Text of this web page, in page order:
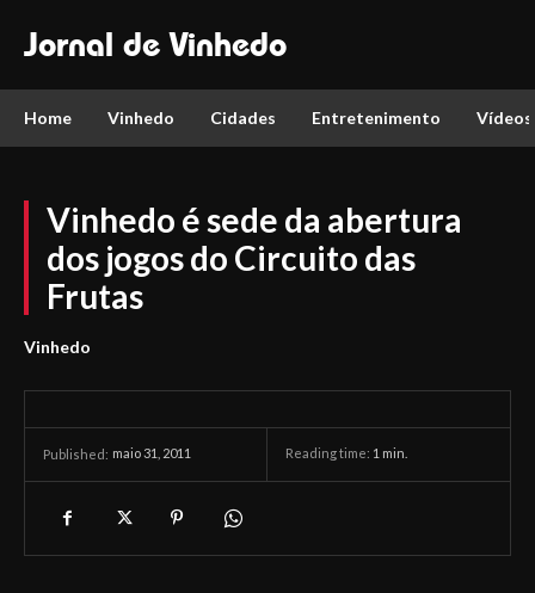
Jornal de Vinhedo
Home Vinhedo Cidades Entretenimento Vídeos
Vinhedo é sede da abertura
dos jogos do Circuito das
Frutas
Vinhedo
Published: maio 31, 2011 Reading time: 1 min.